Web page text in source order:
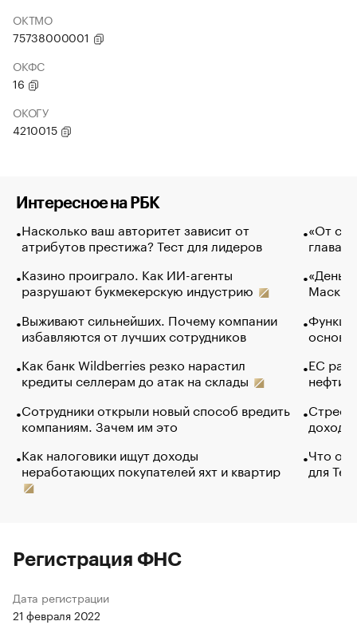
ОКТМО
75738000001
ОКФС
16
ОКОГУ
4210015
Интересное на РБК
Насколько ваш авторитет зависит от
атрибутов престижа? Тест для лидеров
Казино проиграло. Как ИИ-агенты
разрушают букмекерскую индустрию
Выживают сильнейших. Почему компании
избавляются от лучших сотрудников
Как банк Wildberries резко нарастил
кредиты селлерам до атак на склады
Сотрудники открыли новый способ вредить
компаниям. Зачем им это
Как налоговики ищут доходы
неработающих покупателей яхт и квартир
«От
глава
Маск в
основ
ЕС
нефти
Что
для
Регистрация ФНС
Дата регистрации
21 февраля 2022